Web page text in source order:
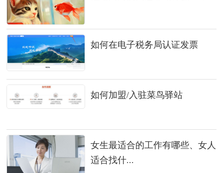
如何在电子税务局认证发票
如何加盟/入驻菜鸟驿站
女生最适合的工作有哪些、女人
适合找什...